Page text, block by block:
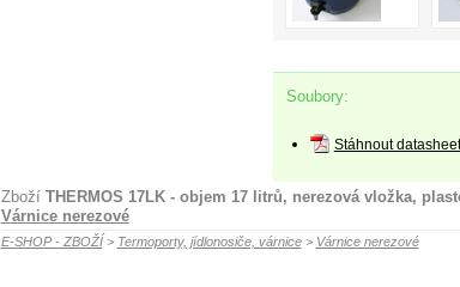
Soubory:
Stáhnout
Zboží THERMOS 17LK - objem 17 litrů, nerezová vložka,
Várnice nerezové
E-SHOP - ZBOŽÍ> Termoporty, jídlonosiče, várnice> Várnice nerezové